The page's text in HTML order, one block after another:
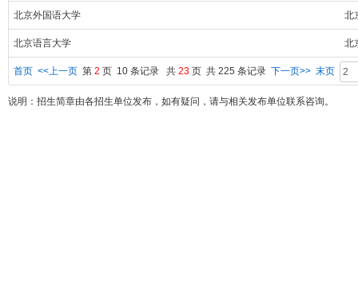
北京外国语大学 北
北京语言大学 北
首页 <<上一页 第 2 页 10 条记录 共 23 页 共 225 条记录 下一页>> 末页
说明：招生简章由各招生单位发布，如有疑问，请与相关发布单位联系咨询。